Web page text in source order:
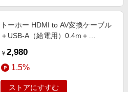
トーホー HDMI to AV変換ケーブル
＋USB-A（給電用）0.4m＋
ードタイプ] HDX-H2AA
￥ 2,980
1.5%
ストアにすすむ